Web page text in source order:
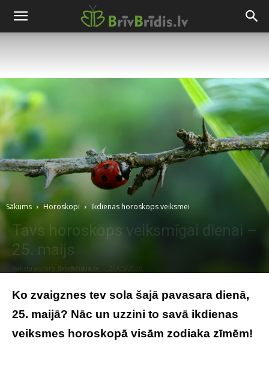
Sākums Horoskopi Ikdienas horoskops veiksmei
Tavs horoskops veiksmīgai dienai –
25. maijs
Raksta autors Brivbridis.lv 24/05/2026
FOTO: LVĢMC
Ko zvaigznes tev sola šajā pavasara dienā,
25. maijā? Nāc un uzzini to savā ikdienas
veiksmes horoskopā visām zodiaka zīmēm!